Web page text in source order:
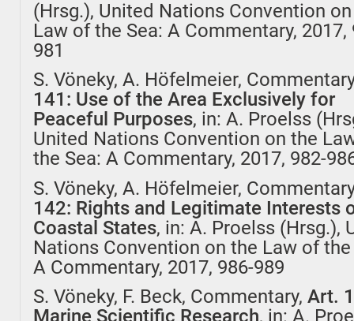
(Hrsg.), United Nations Convention
Law of the Sea: A Commentary, 2017,
981
S. Vöneky, A. Höfelmeier,
141: Use of the Area Exclusively for
Peaceful Purposes, in: A. Proelss
United Nations Convention on the
the Sea: A Commentary, 2017, 982-
S. Vöneky, A. Höfelmeier,
142: Rights and Legitimate Interests
Coastal States, in: A. Proelss (Hrsg.),
Nations Convention on the Law of the
A Commentary, 2017, 986-989
S. Vöneky, F. Beck, Commentary,Art.
Marine Scientific Research, in: A.